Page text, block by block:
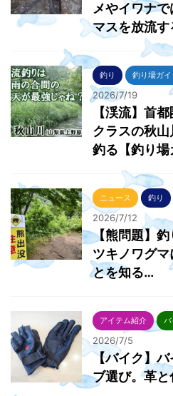
メやイワナ
マスを放流す
釣り 釣り場ガイ
2026/7/19
【渓流】首
クラスの秋
釣る【釣り場
ニュース 釣り
2026/7/12
【熊問題】
ツキノワグ
とを知る…
アイテム紹介 バ
2026/7/5
【バイク】
ブ選び。革と